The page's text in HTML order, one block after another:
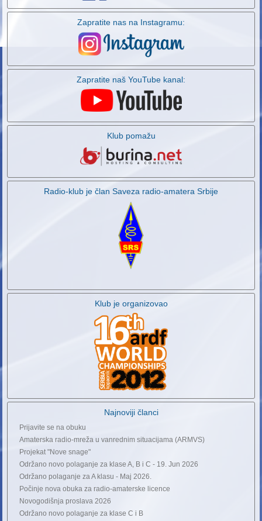
Zapratite nas na Instagramu:
Zapratite naš YouTube kanal:
Klub pomažu
Radio-klub je član Saveza radio-amatera Srbije
Klub je organizovao
Najnoviji članci
Prijavite se na obuku
Amaterska radio-mreža u vanrednim situacijama (ARMVS)
Projekat "Nove snage"
Održano novo polaganje za klase A, B i C - 19. Jun 2026
Održano polaganje za A klasu - Maj 2026.
Počinje nova obuka za radio-amaterske licence
Novogodišnja proslava 2026
Održano novo polaganje za klase C i B